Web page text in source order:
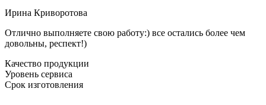
Ирина Криворотова
Отлично выполняете свою работу:) все остались более чем
довольны, респект!)
Качество продукции
Уровень сервиса
Срок изготовления